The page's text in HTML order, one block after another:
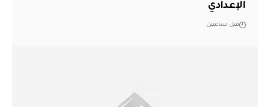
الإعدادي
قبل ساعتين